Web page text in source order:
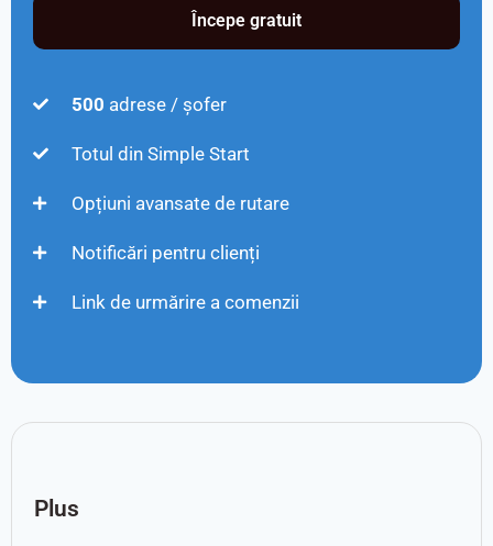
Începe gratuit
500 adrese / șofer
Totul din Simple Start
Opțiuni avansate de rutare
Notificări pentru clienți
Link de urmărire a comenzii
Plus